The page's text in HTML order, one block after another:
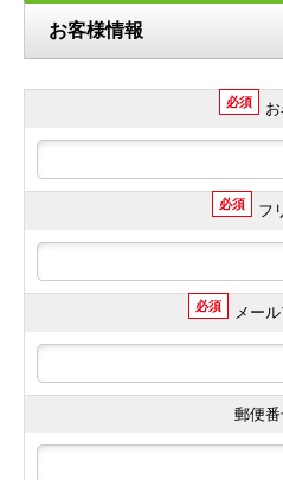
お客様情報
必須
必須 フ
必須 メー
郵便